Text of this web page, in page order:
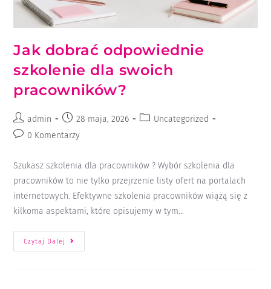
Jak dobrać odpowiednie
szkolenie dla swoich
pracowników?
admin 28 maja, 2026
Uncategorized
0 Komentarzy
Szukasz szkolenia dla pracowników ? Wybór szkolenia dla
pracowników to nie tylko przejrzenie listy ofert na portalach
internetowych. Efektywne szkolenia pracowników wiążą się z
kilkoma aspektami, które opisujemy w tym…
Czytaj Dalej